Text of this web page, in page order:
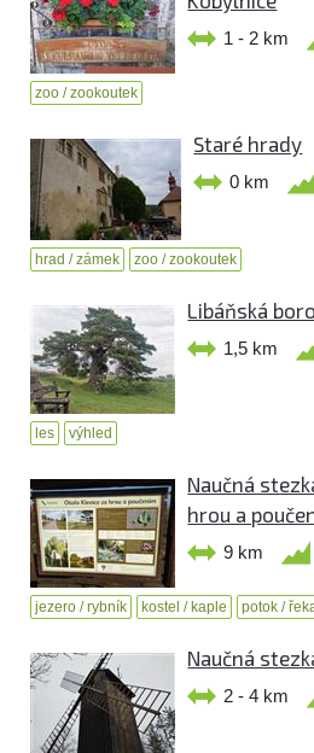
1 - 2 km
zoo / zookoutek
Staré hrady
0 km
hrad / zámek zoo / zookoutek
Libáňská
1,5 km
les výhled
Naučná
hrou a
9 km
jezero / rybník kostel / kaple potok /
Naučná
2 - 4 km